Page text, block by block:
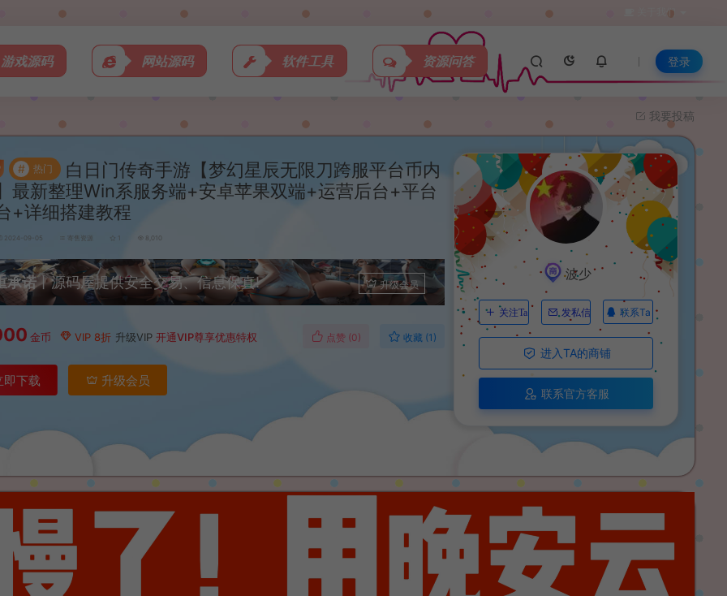
关于我们
游戏源码 网站源码 软件工具 资源问答 登录
我要投稿
# 热门
白日门传奇手游【梦幻星辰无限刀跨服平台币内
最新整理Win系服务端+安卓苹果双端+运营后台+平台
+详细搭建教程
2024-09-05 寄售资源 1 8,010
承诺丨源码屋提供安全交易、信息保真! 升级会员
金币 VIP 8折 升级VIP 开通VIP尊享优惠特权 点赞 (0) 收藏 (1)
即下载 升级会员
波少
关注Ta 发私信 联系Ta
进入TA的商铺
联系官方客服